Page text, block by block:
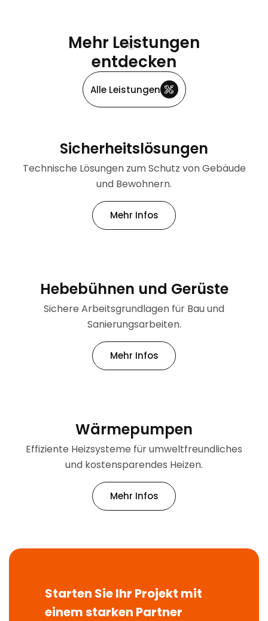
Mehr Leistungen
entdecken
Alle Leistungen
Sicherheitslösungen
Technische Lösungen zum Schutz von Gebäude
und Bewohnern.
Mehr Infos
Hebebühnen und Gerüste
Sichere Arbeitsgrundlagen für Bau und
Sanierungsarbeiten.
Mehr Infos
Wärmepumpen
Effiziente Heizsysteme für umweltfreundliches
und kostensparendes Heizen.
Mehr Infos
Starten Sie Ihr Projekt mit
einem starken Partner